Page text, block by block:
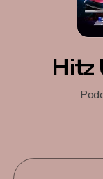
Hitz